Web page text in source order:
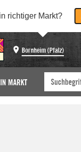
richtiger Markt?
Bornheim (Pfalz)
MARKT